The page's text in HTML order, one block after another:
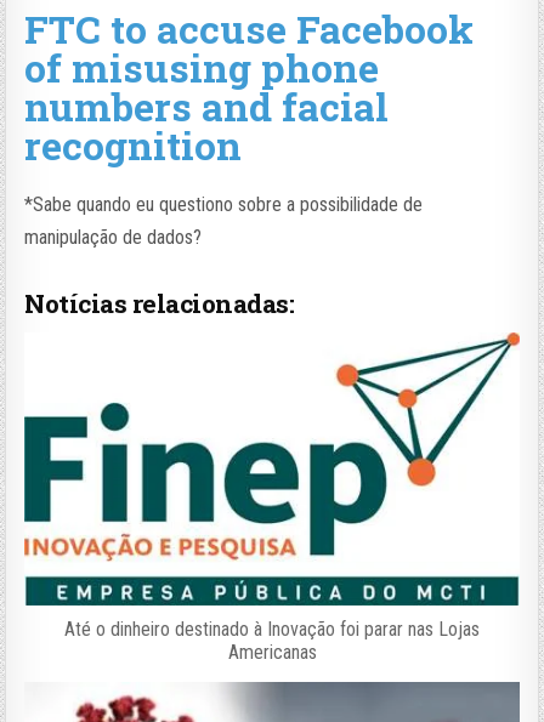
FTC to accuse Facebook
of misusing phone
numbers and facial
recognition
*Sabe quando eu questiono sobre a possibilidade de
manipulação de dados?
Notícias relacionadas:
Até o dinheiro destinado à Inovação foi parar nas Lojas
Americanas